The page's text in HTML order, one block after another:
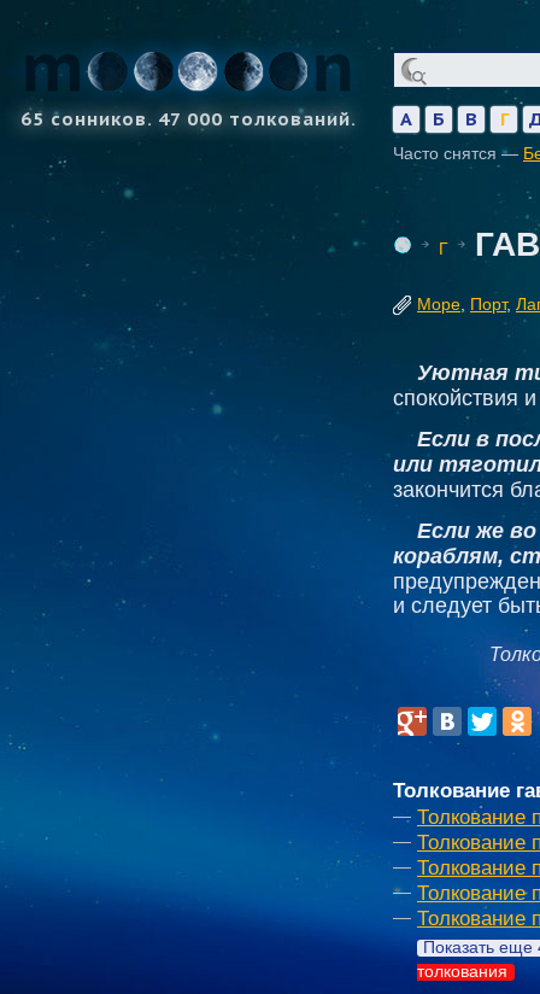
65 сонников. 47 000 толкований. А Б В Г
Часто снятся —
Г
Море Порт,
Уютная
спокойствия
Если в
или
закончится
Если же
кораблям,
и следует
Толкование
Толкование
Толкование
Толкование
Толкование
Толкование
Показать еще
толкования